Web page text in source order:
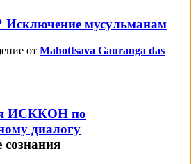
Исключение мусульманам
от Mahottsava Gauranga das
ИСККОН по
диалогу